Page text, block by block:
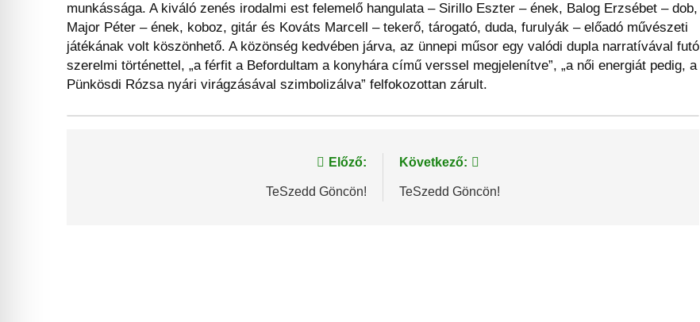
munkássága. A kiváló zenés irodalmi est felemelő hangulata – Sirillo Eszter – ének, Balog Erzsébet – dob,
Major Péter – ének, koboz, gitár és Kováts Marcell – tekerő, tárogató, duda, furulyák – előadó művészeti
játékának volt köszönhető. A közönség kedvében járva, az ünnepi műsor egy valódi dupla narratívával futó
szerelmi történettel, „a férfit a Befordultam a konyhára című verssel megjelenítve”, „a női energiát pedig, a
Pünkösdi Rózsa nyári virágzásával szimbolizálva” felfokozottan zárult.
Előző:
TeSzedd Göncön!
Következő:
TeSzedd Göncön!